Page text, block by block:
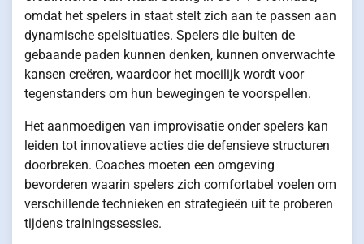
omdat het spelers in staat stelt zich aan te passen aan
dynamische spelsituaties. Spelers die buiten de
gebaande paden kunnen denken, kunnen onverwachte
kansen creëren, waardoor het moeilijk wordt voor
tegenstanders om hun bewegingen te voorspellen.
Het aanmoedigen van improvisatie onder spelers kan
leiden tot innovatieve acties die defensieve structuren
doorbreken. Coaches moeten een omgeving
bevorderen waarin spelers zich comfortabel voelen om
verschillende technieken en strategieën uit te proberen
tijdens trainingssessies.